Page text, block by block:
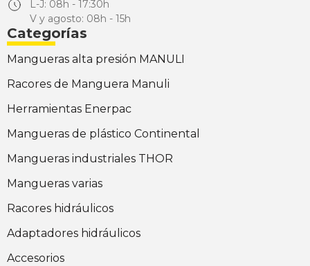
L-J: 08h - 17:30h
V y agosto: 08h - 15h
Categorías
Mangueras alta presión MANULI
Racores de Manguera Manuli
Herramientas Enerpac
Mangueras de plástico Continental
Mangueras industriales THOR
Mangueras varias
Racores hidráulicos
Adaptadores hidráulicos
Accesorios